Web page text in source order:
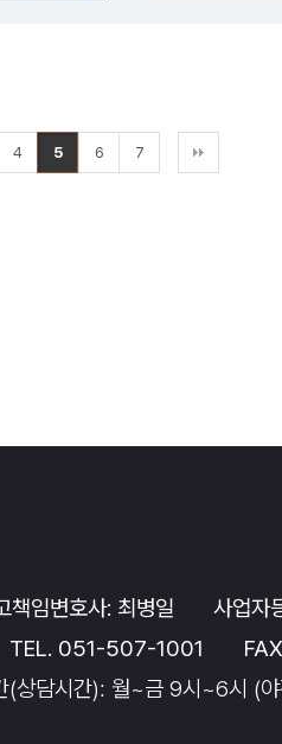
4 5 6 7
책임변호사: 최병일
사업
TEL. 051-507-1001
(상담시간): 월~금 9시~6시 (